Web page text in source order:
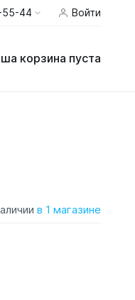
55-44 Войти
корзина пуста
в 1 магазине